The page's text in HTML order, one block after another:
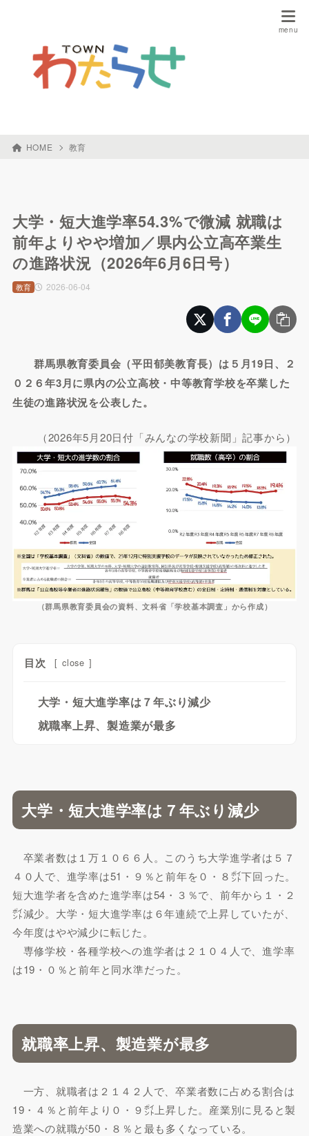
HOME 教育
大学・短大進学率54.3%で微減 就職は
前年よりやや増加／県内公立高卒業生
の進路状況（2026年6月6日号）
2026-06-04
教育
群馬県教育委員会（平田郁美教育長）は５月19日、２
０２６年3月に県内の公立高校・中等教育学校を卒業した
生徒の進路状況を公表した。
（2026年5月20日付「みんなの学校新聞」記事から）
（群馬県教育委員会の資料、文科省「学校基本調査」から作成）
目次 [ close ]
大学・短大進学率は７年ぶり減少
就職率上昇、製造業が最多
大学・短大進学率は７年ぶり減少
卒業者数は１万１０６６人。このうち大学進学者は５７
４０人で、進学率は51・９％と前年を０・８㌽下回った。
短大進学者を含めた進学率は54・３％で、前年から１・２
㌽減少。大学・短大進学率は６年連続で上昇していたが、
今年度はやや減少に転じた。
専修学校・各種学校への進学者は２１０４人で、進学率
は19・０％と前年と同水準だった。
就職率上昇、製造業が最多
一方、就職者は２１４２人で、卒業者数に占める割合は
19・４％と前年より０・９㌽上昇した。産業別に見ると製
造業への就職が50・８％と最も多くなっている。